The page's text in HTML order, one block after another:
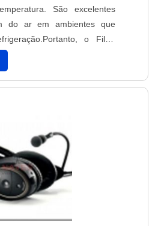
São excelentes
do ar em ambientes que
o Filtro
para diversos ambientes e
acordo com a escolha do
mais sobre a empresa